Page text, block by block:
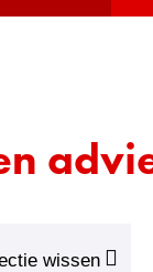
wissen